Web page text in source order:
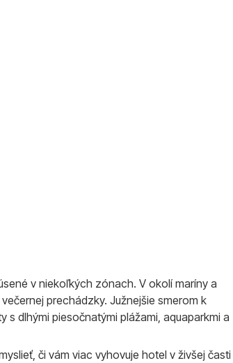
v niekoľkých zónach. V okolí maríny a
prechádzky. Južnejšie smerom k
dlhými piesočnatými plážami, aquaparkmi a
či vám viac vyhovuje hotel v živšej časti